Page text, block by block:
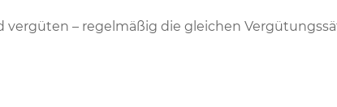
– regelmäßig die gleichen